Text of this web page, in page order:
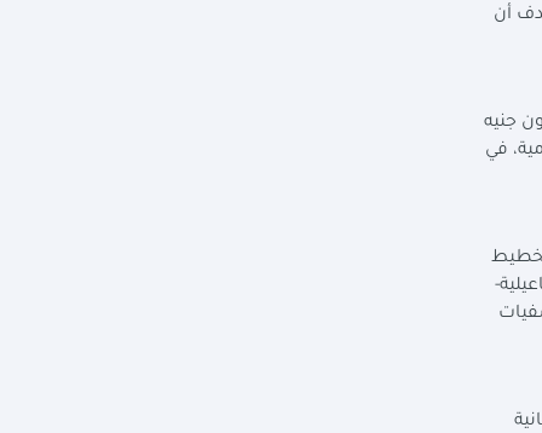
أن
2025/2026، التي تبلغ قيمتها 3.1 تريليون جنيه من بينها 1.158 تريليون جنيه
الاستثمارات الحكومية، في
الإسماعيلية-
ونحو 31.5 مليار لمستشفيات
للمرحلة الثانية